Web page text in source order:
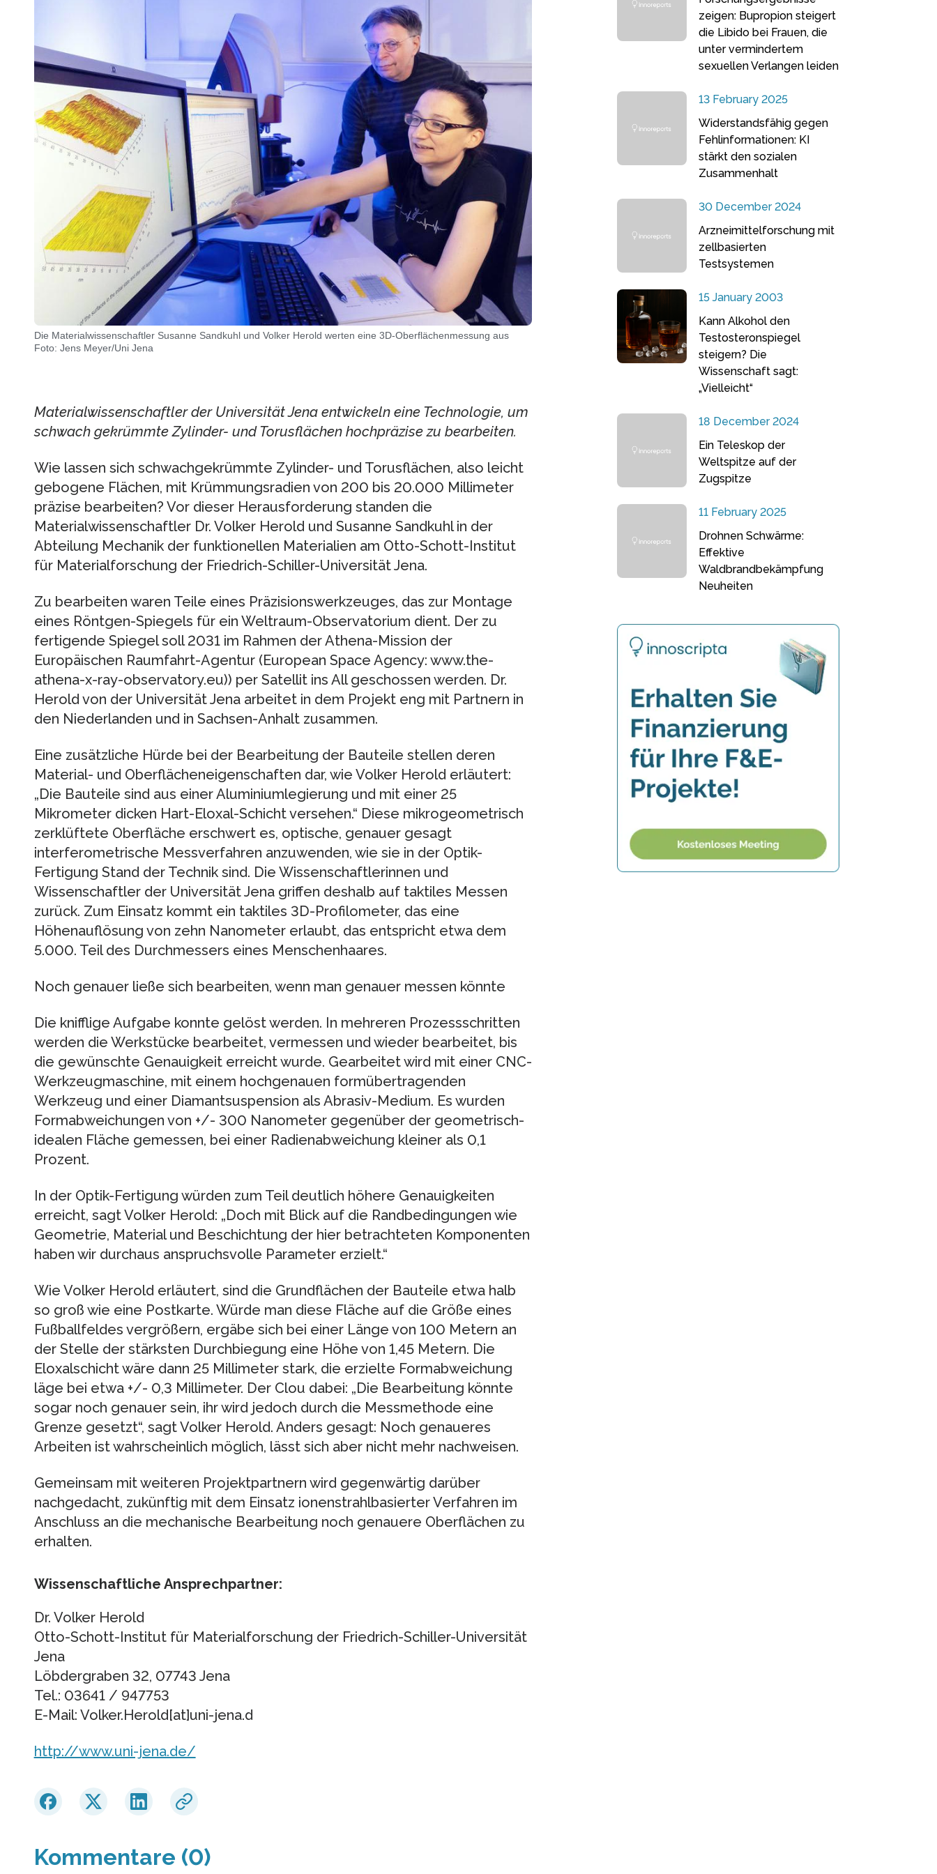
Die Materialwissenschaftler Susanne Sandkuhl und Volker Herold werten eine 3D-Oberflächenmessung aus
Foto: Jens Meyer/Uni Jena
Materialwissenschaftler der Universität Jena entwickeln eine Technologie, um
schwach gekrümmte Zylinder- und Torusflächen hochpräzise zu bearbeiten.
Wie lassen sich schwachgekrümmte Zylinder- und Torusflächen, also leicht
gebogene Flächen, mit Krümmungsradien von 200 bis 20.000 Millimeter
präzise bearbeiten? Vor dieser Herausforderung standen die
Materialwissenschaftler Dr. Volker Herold und Susanne Sandkuhl in der
Abteilung Mechanik der funktionellen Materialien am Otto-Schott-Institut
für Materialforschung der Friedrich-Schiller-Universität Jena.
Zu bearbeiten waren Teile eines Präzisionswerkzeuges, das zur Montage
eines Röntgen-Spiegels für ein Weltraum-Observatorium dient. Der zu
fertigende Spiegel soll 2031 im Rahmen der Athena-Mission der
Europäischen Raumfahrt-Agentur (European Space Agency: www.the-
athena-x-ray-observatory.eu)) per Satellit ins All geschossen werden. Dr.
Herold von der Universität Jena arbeitet in dem Projekt eng mit Partnern in
den Niederlanden und in Sachsen-Anhalt zusammen.
Eine zusätzliche Hürde bei der Bearbeitung der Bauteile stellen deren
Material- und Oberflächeneigenschaften dar, wie Volker Herold erläutert:
„Die Bauteile sind aus einer Aluminiumlegierung und mit einer 25
Mikrometer dicken Hart-Eloxal-Schicht versehen.“ Diese mikrogeometrisch
zerklüftete Oberfläche erschwert es, optische, genauer gesagt
interferometrische Messverfahren anzuwenden, wie sie in der Optik-
Fertigung Stand der Technik sind. Die Wissenschaftlerinnen und
Wissenschaftler der Universität Jena griffen deshalb auf taktiles Messen
zurück. Zum Einsatz kommt ein taktiles 3D-Profilometer, das eine
Höhenauflösung von zehn Nanometer erlaubt, das entspricht etwa dem
5.000. Teil des Durchmessers eines Menschenhaares.
Noch genauer ließe sich bearbeiten, wenn man genauer messen könnte
Die knifflige Aufgabe konnte gelöst werden. In mehreren Prozessschritten
werden die Werkstücke bearbeitet, vermessen und wieder bearbeitet, bis
die gewünschte Genauigkeit erreicht wurde. Gearbeitet wird mit einer CNC-
Werkzeugmaschine, mit einem hochgenauen formübertragenden
Werkzeug und einer Diamantsuspension als Abrasiv-Medium. Es wurden
Formabweichungen von +/- 300 Nanometer gegenüber der geometrisch-
idealen Fläche gemessen, bei einer Radienabweichung kleiner als 0,1
Prozent.
In der Optik-Fertigung würden zum Teil deutlich höhere Genauigkeiten
erreicht, sagt Volker Herold: „Doch mit Blick auf die Randbedingungen wie
Geometrie, Material und Beschichtung der hier betrachteten Komponenten
haben wir durchaus anspruchsvolle Parameter erzielt.“
Wie Volker Herold erläutert, sind die Grundflächen der Bauteile etwa halb
so groß wie eine Postkarte. Würde man diese Fläche auf die Größe eines
Fußballfeldes vergrößern, ergäbe sich bei einer Länge von 100 Metern an
der Stelle der stärksten Durchbiegung eine Höhe von 1,45 Metern. Die
Eloxalschicht wäre dann 25 Millimeter stark, die erzielte Formabweichung
läge bei etwa +/- 0,3 Millimeter. Der Clou dabei: „Die Bearbeitung könnte
sogar noch genauer sein, ihr wird jedoch durch die Messmethode eine
Grenze gesetzt“, sagt Volker Herold. Anders gesagt: Noch genaueres
Arbeiten ist wahrscheinlich möglich, lässt sich aber nicht mehr nachweisen.
Gemeinsam mit weiteren Projektpartnern wird gegenwärtig darüber
nachgedacht, zukünftig mit dem Einsatz ionenstrahlbasierter Verfahren im
Anschluss an die mechanische Bearbeitung noch genauere Oberflächen zu
erhalten.
Wissenschaftliche Ansprechpartner:
Dr. Volker Herold
Otto-Schott-Institut für Materialforschung der Friedrich-Schiller-Universität
Jena
Löbdergraben 32, 07743 Jena
Tel.: 03641 / 947753
E-Mail: Volker.Herold[at]uni-jena.d
http://www.uni-jena.de/
Kommentare (0)
zeigen: Bupropion steigert
die Libido bei Frauen, die
unter vermindertem
sexuellen Verlangen leiden
13 February 2025
Widerstandsfähig gegen
Fehlinformationen: KI
stärkt den sozialen
Zusammenhalt
30 December 2024
Arzneimittelforschung mit
zellbasierten
Testsystemen
15 January 2003
Kann Alkohol den
Testosteronspiegel
steigern? Die
Wissenschaft sagt:
„Vielleicht“
18 December 2024
Ein Teleskop der
Weltspitze auf der
Zugspitze
11 February 2025
Drohnen Schwärme:
Effektive
Waldbrandbekämpfung
Neuheiten